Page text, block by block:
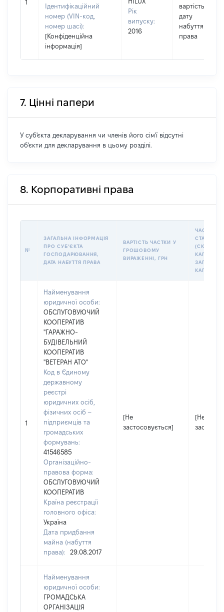
1
Ідентифікаційний
номер (VIN-код,
номер шасі):
[Конфіденційна
інформація]
Рік
випуску:
2016
вартість на
дату
набуття
права
7. Цінні папери
У суб'єкта декларування чи членів його сім'ї відсутні
об'єкти для декларування в цьому розділі.
8. Корпоративні права
№
ЗАГАЛЬНА ІНФОРМАЦІЯ
ПРО СУБʼЄКТА
ГОСПОДАРЮВАННЯ,
ДАТА НАБУТТЯ ПРАВА
ВАРТІСТЬ ЧАСТКИ У
ГРОШОВОМУ
ВИРАЖЕННІ, ГРН
ЧАСТКА У
КАПІТАЛІ
КАПІТАЛУ)
1
Найменування
юридичної особи:
ОБСЛУГОВУЮЧИЙ
КООПЕРАТИВ
"ГАРАЖНО-
БУДІВЕЛЬНИЙ
КООПЕРАТИВ
"ВЕТЕРАН АТО"
Код в Єдиному
державному
реєстрі
юридичних осіб,
фізичних осіб –
підприємців та
громадських
формувань:
41546585
Організаційно-
правова форма:
ОБСЛУГОВУЮЧИЙ
КООПЕРАТИВ
Країна реєстрації
головного офіса:
Україна
Дата придбання
майна (набуття
права):
29.08.2017
[Не
застосовується]
[Не
Найменування
юридичної особи:
ГРОМАДСЬКА
ОРГАНІЗАЦІЯ